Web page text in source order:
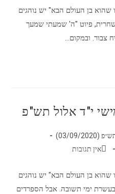
שהוא בן העולם הבא" יש נוהגים
פיוט "ה' שמעתי שמעך
צבור. ובמקום…
י"ד אלול תש"פ
09/2020)
אין תגובות
שהוא בן העולם הבא" יש נוהגים
ימי תשובה. אבל הספרדים